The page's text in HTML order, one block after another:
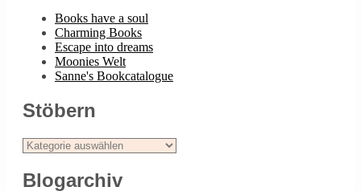
Books have a soul
Charming Books
Escape into dreams
Moonies Welt
Sanne's Bookcatalogue
Stöbern
Stöbern
Blogarchiv